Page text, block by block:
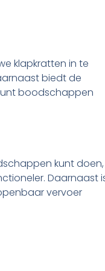
klapkratten in te
biedt de
boodschappen
kunt doen,
Daarnaast
vervoer